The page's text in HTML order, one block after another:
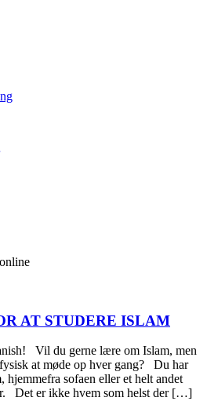
AT STUDERE ISLAM
Vil du gerne lære om Islam, men
at møde op hver gang? Du har
sofaen eller et helt andet
Det er ikke hvem som helst der […]